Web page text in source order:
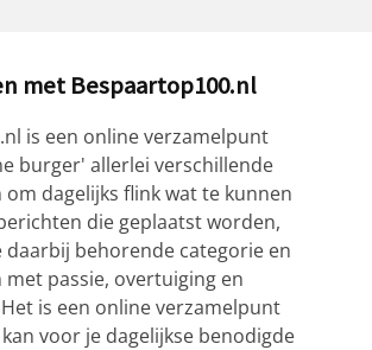
met Bespaartop100.nl
is een online verzamelpunt
burger' allerlei verschillende
dagelijks flink wat te kunnen
die geplaatst worden,
daarbij behorende categorie en
met passie, overtuiging en
is een online verzamelpunt
voor je dagelijkse benodigde